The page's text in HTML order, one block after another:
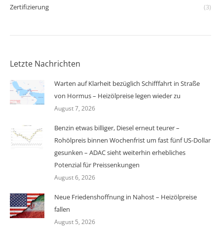
Zertifizierung
(3)
Letzte Nachrichten
Warten auf Klarheit bezüglich Schifffahrt in Straße
von Hormus – Heizölpreise legen wieder zu
August 7, 2026
Benzin etwas billiger, Diesel erneut teurer –
Rohölpreis binnen Wochenfrist um fast fünf US-Dollar
gesunken – ADAC sieht weiterhin erhebliches
Potenzial für Preissenkungen
August 6, 2026
Neue Friedenshoffnung in Nahost – Heizölpreise
fallen
August 5, 2026